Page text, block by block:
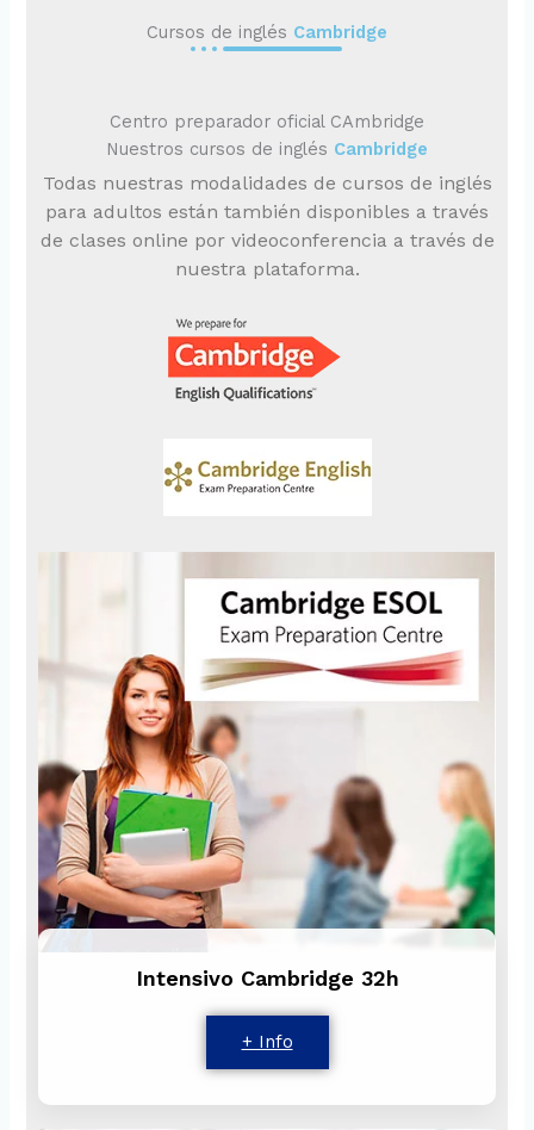
Cursos de inglés Cambridge
Centro preparador oficial CAmbridge
Nuestros cursos de inglés Cambridge
Todas nuestras modalidades de cursos de inglés
para adultos están también disponibles a través
de clases online por videoconferencia a través de
nuestra plataforma.
Intensivo Cambridge 32h
+ Info